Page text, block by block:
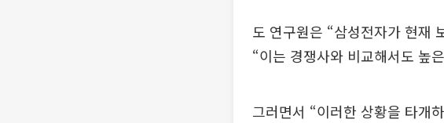
도 연구원은 “삼성전자가 현재
“이는 경쟁사와 비교해서도 높
그러면서 “이러한 상황을 타개